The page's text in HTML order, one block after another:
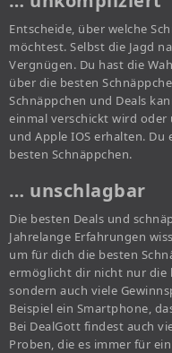
Entscheide, über welche
möchtest. Selbst die Jagd
Vergnügen. Du hast die
über die besten
Schnäppchen und Deals
einmal verschickt wird
und Apple IOS erhalten.
besten Schnäppchen.
… unschlagbar
Die besten Deals und
Jahrelange Erfahrungen
um für dich die besten
ermöglicht dir nicht nur die
sondern auch viele
Beispiel ein Smartphone,
Bei DealGott findest auch
Proben, die es immer für